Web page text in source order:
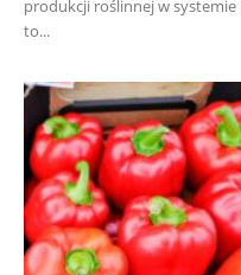
produkcji roślinnej w
to...